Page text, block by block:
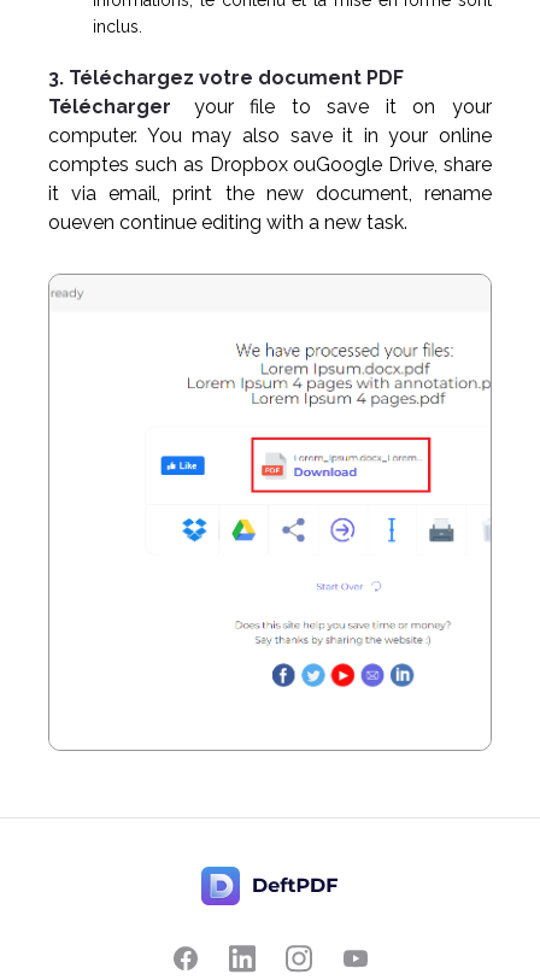
inclus.
3. Téléchargez votre document PDF
Télécharger
your file to save it on your
computer. You may also save it in your online
comptes such as Dropbox ouGoogle Drive, share
it via email, print the new document, rename
oueven continue editing with a new task.